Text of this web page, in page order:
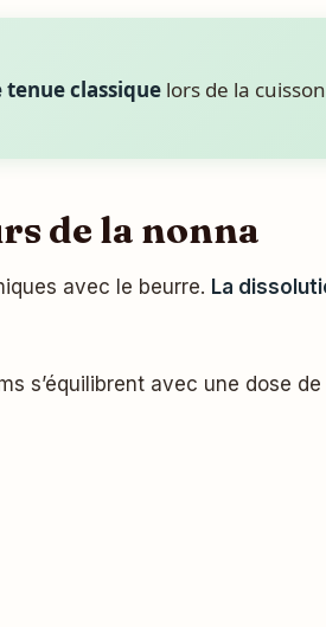
classique lors de la
de la nonna
avec le beurre. La
s’équilibrent avec une dose